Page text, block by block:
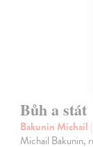
Bůh a stát
Bakunin Michail
Michail Bakunin,